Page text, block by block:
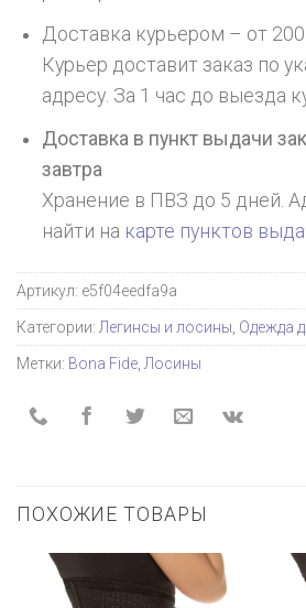
Доставка курьером – от
Курьер доставит заказ по
адресу. За 1 час до выезда
Доставка в пункт выдачи
завтра
Хранение в ПВЗ до 5 дней.
найти на карте пунктов
Артикул: e5f04eedfa9a
Категории: Легинсы и лосины Одежда
Метки: Bona Fide Лосины
ПОХОЖИЕ ТОВАРЫ